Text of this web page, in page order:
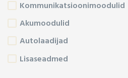
Kommunikatsioonimoodulid
Akumoodulid
Autolaadijad
Lisaseadmed